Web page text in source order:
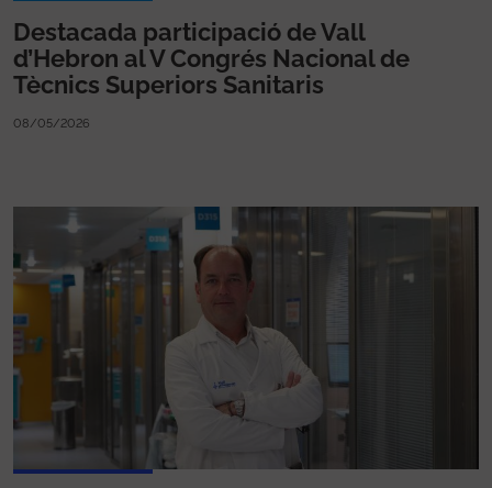
Destacada participació de Vall
d’Hebron al V Congrés Nacional de
Tècnics Superiors Sanitaris
08/05/2026